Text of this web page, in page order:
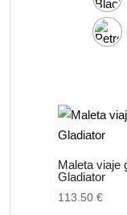
Maleta viaje
Gladiator
113.50 €